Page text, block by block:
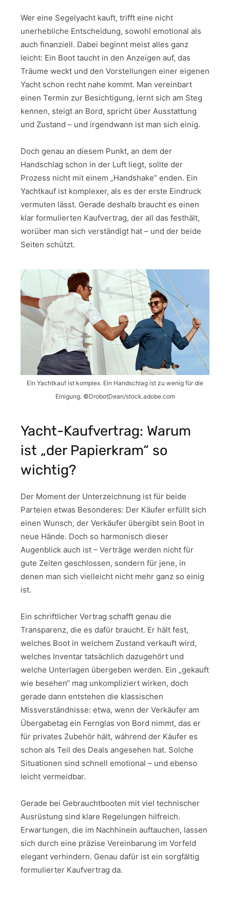
Wer eine Segelyacht kauft, trifft eine nicht
unerhebliche Entscheidung, sowohl emotional als
auch finanziell. Dabei beginnt meist alles ganz
leicht: Ein Boot taucht in den Anzeigen auf, das
Träume weckt und den Vorstellungen einer eigenen
Yacht schon recht nahe kommt. Man vereinbart
einen Termin zur Besichtigung, lernt sich am Steg
kennen, steigt an Bord, spricht über Ausstattung
und Zustand – und irgendwann ist man sich einig.
Doch genau an diesem Punkt, an dem der
Handschlag schon in der Luft liegt, sollte der
Prozess nicht mit einem „Handshake“ enden. Ein
Yachtkauf ist komplexer, als es der erste Eindruck
vermuten lässt. Gerade deshalb braucht es einen
klar formulierten Kaufvertrag, der all das festhält,
worüber man sich verständigt hat – und der beide
Seiten schützt.
Ein Yachtkauf ist komplex. Ein Handschlag ist zu wenig für die
Einigung. ©DrobotDean/stock.adobe.com
Yacht-Kaufvertrag: Warum
ist „der Papierkram“ so
wichtig?
Der Moment der Unterzeichnung ist für beide
Parteien etwas Besonderes: Der Käufer erfüllt sich
einen Wunsch, der Verkäufer übergibt sein Boot in
neue Hände. Doch so harmonisch dieser
Augenblick auch ist – Verträge werden nicht für
gute Zeiten geschlossen, sondern für jene, in
denen man sich vielleicht nicht mehr ganz so einig
ist.
Ein schriftlicher Vertrag schafft genau die
Transparenz, die es dafür braucht. Er hält fest,
welches Boot in welchem Zustand verkauft wird,
welches Inventar tatsächlich dazugehört und
welche Unterlagen übergeben werden. Ein „gekauft
wie besehen“ mag unkompliziert wirken, doch
gerade dann entstehen die klassischen
Missverständnisse: etwa, wenn der Verkäufer am
Übergabetag ein Fernglas von Bord nimmt, das er
für privates Zubehör hält, während der Käufer es
schon als Teil des Deals angesehen hat. Solche
Situationen sind schnell emotional – und ebenso
leicht vermeidbar.
Gerade bei Gebrauchtbooten mit viel technischer
Ausrüstung sind klare Regelungen hilfreich.
Erwartungen, die im Nachhinein auftauchen, lassen
sich durch eine präzise Vereinbarung im Vorfeld
elegant verhindern. Genau dafür ist ein sorgfältig
formulierter Kaufvertrag da.